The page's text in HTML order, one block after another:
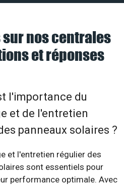
nos centrales
et réponses
l'importance du
et de l'entretien
panneaux solaires ?
et l'entretien régulier des
sont essentiels pour
performance optimale. Avec